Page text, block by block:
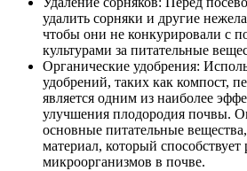
удалить сорняки и другие
чтобы они не конкурировали с
культурами за питательные
Органические удобрения:
удобрений, таких как компост,
является одним из наиболее
улучшения плодородия почвы.
основные питательные
материал, который способствует
микроорганизмов в почве.